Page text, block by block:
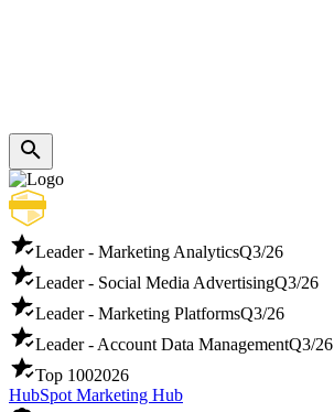
Leader - Marketing AnalyticsQ3/26
Leader - Social Media AdvertisingQ3/26
Leader - Marketing PlatformsQ3/26
Leader - Account Data ManagementQ3/26
Top 1002026
HubSpot Marketing Hub